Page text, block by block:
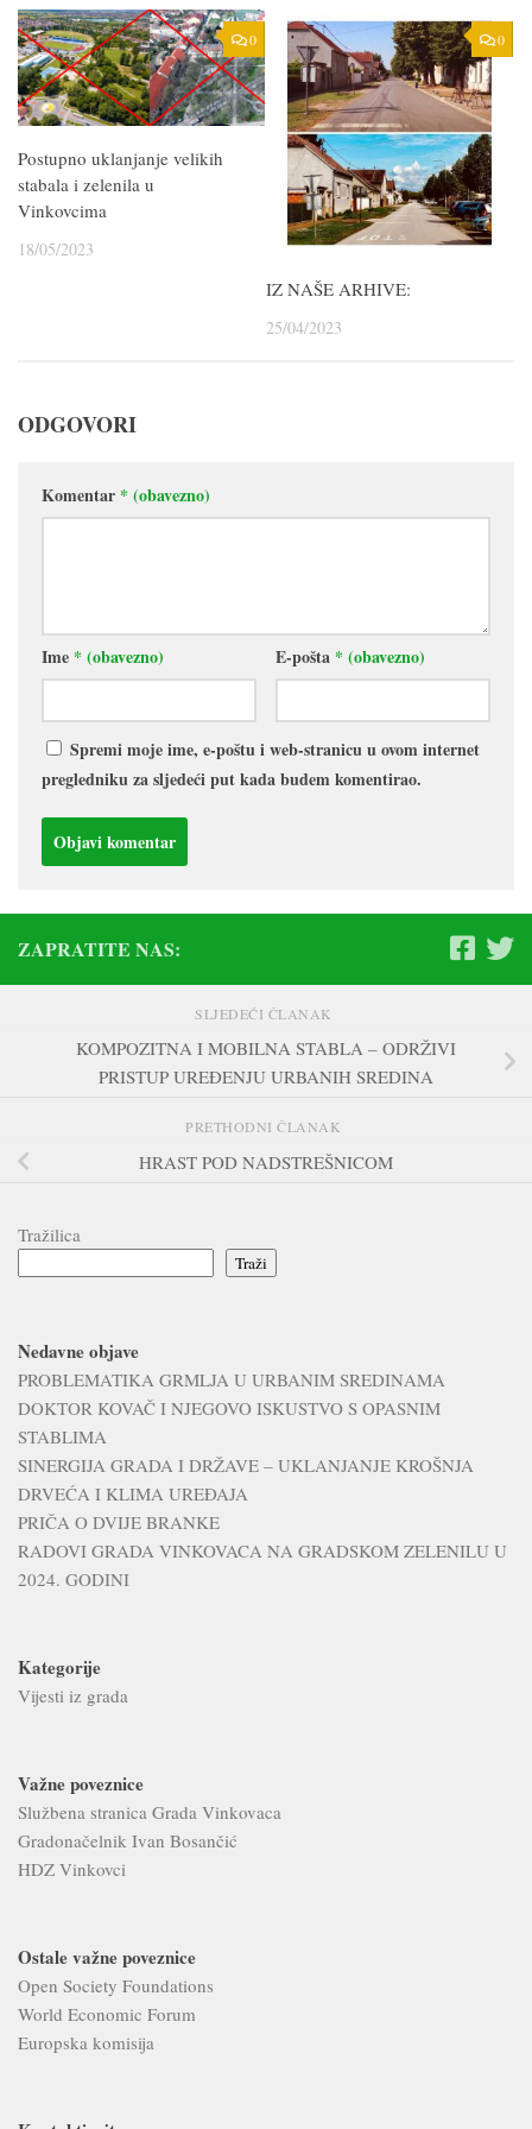
0
Postupno uklanjanje velikih
stabala i zelenila u
Vinkovcima
18/05/2023
0
IZ NAŠE ARHIVE:
25/04/2023
ODGOVORI
Komentar * (obavezno)
Ime * (obavezno) E-pošta * (obavezno)
Spremi moje ime, e-poštu i web-stranicu u ovom internet
pregledniku za sljedeći put kada budem komentirao.
ZAPRATITE NAS:
SLJEDEĆI ČLANAK
KOMPOZITNA I MOBILNA STABLA – ODRŽIVI
PRISTUP UREĐENJU URBANIH SREDINA
PRETHODNI ČLANAK
HRAST POD NADSTREŠNICOM
Tražilica
Traži
Nedavne objave
PROBLEMATIKA GRMLJA U URBANIM SREDINAMA
DOKTOR KOVAČ I NJEGOVO ISKUSTVO S OPASNIM
STABLIMA
SINERGIJA GRADA I DRŽAVE – UKLANJANJE KROŠNJA
DRVEĆA I KLIMA UREĐAJA
PRIČA O DVIJE BRANKE
RADOVI GRADA VINKOVACA NA GRADSKOM ZELENILU U
2024. GODINI
Kategorije
Vijesti iz grada
Važne poveznice
Službena stranica Grada Vinkovaca
Gradonačelnik Ivan Bosančić
HDZ Vinkovci
Ostale važne poveznice
Open Society Foundations
World Economic Forum
Europska komisija